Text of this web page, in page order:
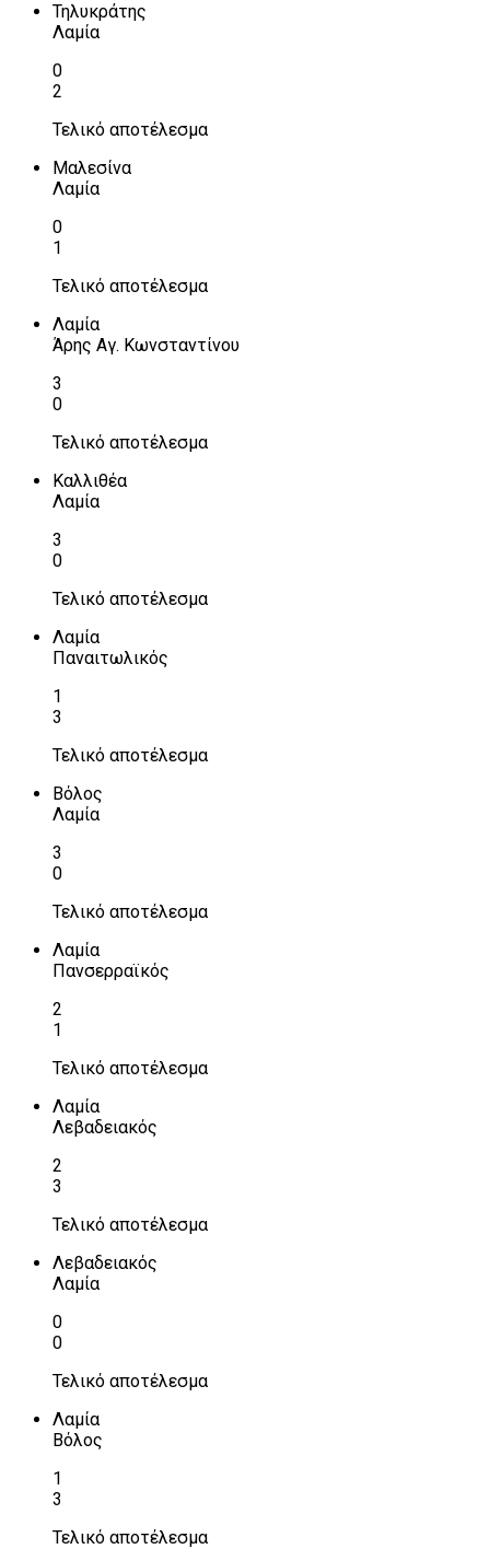
Τηλυκράτης
Λαμία
0
2
Τελικό αποτέλεσμα
Μαλεσίνα
Λαμία
0
1
Τελικό αποτέλεσμα
Λαμία
Άρης Αγ. Κωνσταντίνου
3
0
Τελικό αποτέλεσμα
Καλλιθέα
Λαμία
3
0
Τελικό αποτέλεσμα
Λαμία
Παναιτωλικός
1
3
Τελικό αποτέλεσμα
Βόλος
Λαμία
3
0
Τελικό αποτέλεσμα
Λαμία
Πανσερραϊκός
2
1
Τελικό αποτέλεσμα
Λαμία
Λεβαδειακός
2
3
Τελικό αποτέλεσμα
Λεβαδειακός
Λαμία
0
0
Τελικό αποτέλεσμα
Λαμία
Βόλος
1
3
Τελικό αποτέλεσμα